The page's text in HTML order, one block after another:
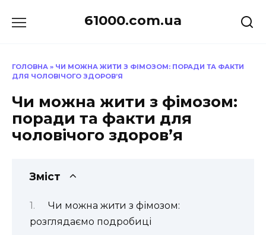
до
61000.com.ua
ГОЛОВНА » ЧИ МОЖНА ЖИТИ З ФІМОЗОМ: ПОРАДИ ТА ФАКТИ
ДЛЯ ЧОЛОВІЧОГО ЗДОРОВ’Я
Чи можна жити з фімозом:
поради та факти для
чоловічого здоров’я
Зміст
Чи можна жити з фімозом:
розглядаємо подробиці